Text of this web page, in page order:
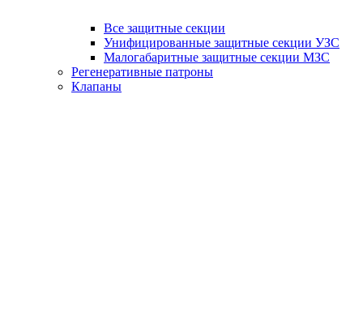
Все защитные секции
Унифицированные защитные секции УЗС
Малогабаритные защитные секции МЗС
Регенеративные патроны
Клапаны